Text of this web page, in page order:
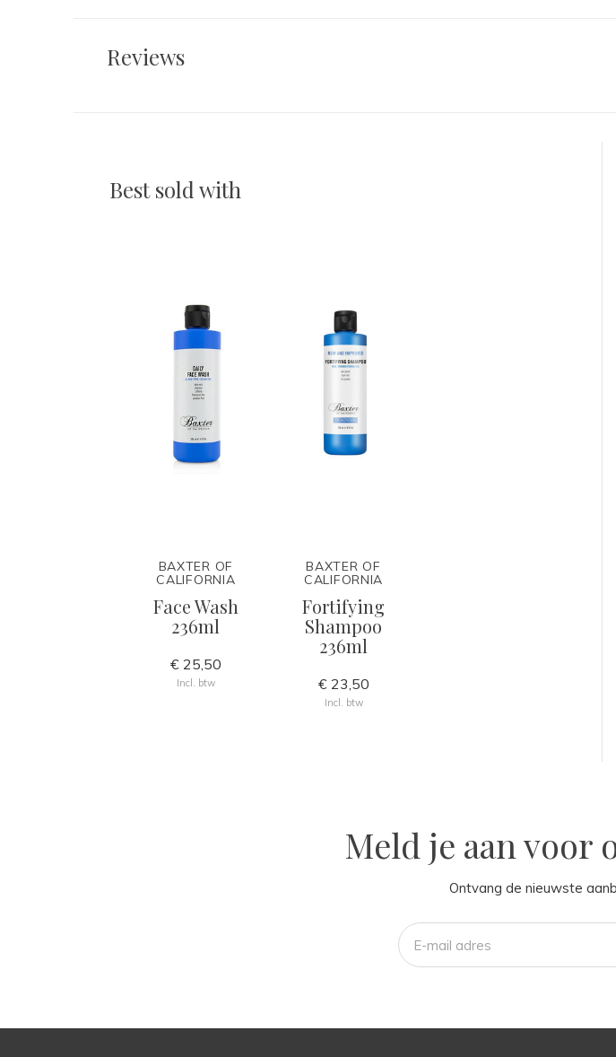
Reviews
Best sold with
BAXTER OF
CALIFORNIA
Face Wash
236ml
€ 25,50
Incl. btw
BAXTER OF
CALIFORNIA
Fortifying
Shampoo
236ml
€ 23,50
Incl. btw
Meld je aan voor
Ontvang de nieuwste